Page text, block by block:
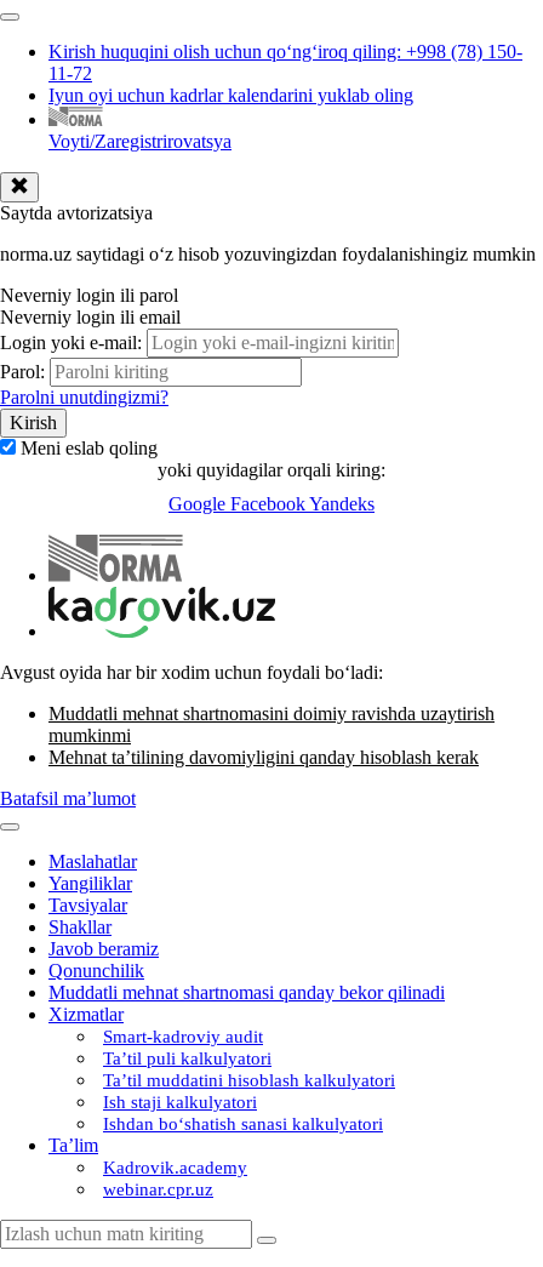
Kirish huquqini olish uchun qoʻngʻiroq qiling: +998 (78) 150-
11-72
Iyun oyi uchun kadrlar kalendarini yuklab oling
Voyti/Zaregistrirovatsya
Saytda avtorizatsiya
norma.uz saytidagi oʻz hisob yozuvingizdan foydalanishingiz mumkin
Neverniy login ili parol
Neverniy login ili email
Login yoki e-mail:
Parol:
Parolni unutdingizmi?
Meni eslab qoling
yoki quyidagilar orqali kiring:
Google FacebookYandeks
Avgust oyida har bir хodim uchun foydali boʻladi:
Muddatli mehnat shartnomasini doimiy ravishda uzaytirish
mumkinmi
Mehnat ta’tilining davomiyligini qanday hisoblash kerak
Batafsil ma’lumot
Maslahatlar
Yangiliklar
Tavsiyalar
Shakllar
Javob beramiz
Qonunchilik
Muddatli mehnat shartnomasi qanday bekor qilinadi
Xizmatlar
Smart-kadroviy audit
Ta’til puli kalkulyatori
Ta’til muddatini hisoblash kalkulyatori
Ish staji kalkulyatori
Ishdan boʻshatish sanasi kalkulyatori
Ta’lim
Kadrovik.academy
webinar.cpr.uz